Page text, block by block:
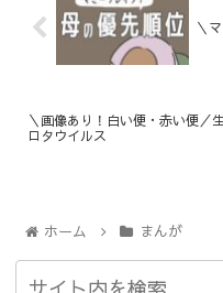
＼
＼画像あり！白い便・赤い便／
ロタウイルス
ホーム まんが